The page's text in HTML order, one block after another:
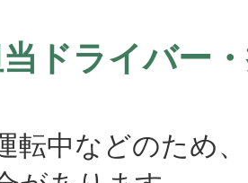
当ドライバー
転中などのため